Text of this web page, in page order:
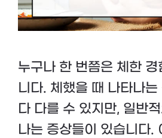
누구나 한 번쯤은 체한 경
니다. 체했을 때 나타나
다 다를 수 있지만, 일반
나는 증상들이 있습니다.